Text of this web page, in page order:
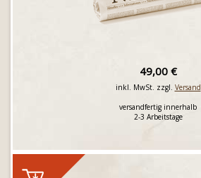
49,00 €
inkl. MwSt. zzgl. Versand
versandfertig innerhalb
2-3 Arbeitstage